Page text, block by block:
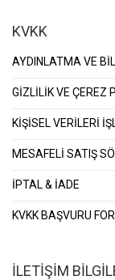
KVKK
AYDINLATMA VE
GİZLİLİK VE ÇEREZ
KİŞİSEL VERİLERİ
MESAFELİ SATIŞ
İPTAL & İADE
KVKK BAŞVURU
İLETİŞİM